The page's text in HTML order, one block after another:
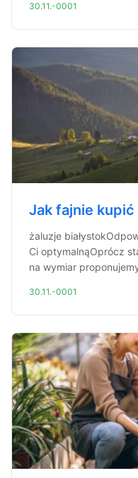
30.11.-0001
Jak fajnie
żaluzje
Ci optymalnąOprócz
na wymiar
30.11.-0001